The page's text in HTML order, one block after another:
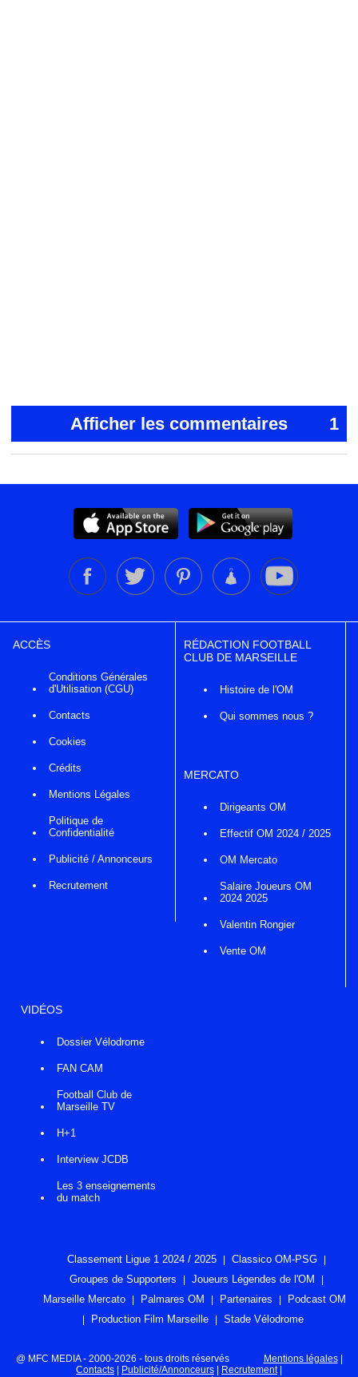
Afficher les commentaires 1
ACCÈS
Conditions Générales
d'Utilisation (CGU)
Contacts
Cookies
Crédits
Mentions Légales
Politique de
Confidentialité
Publicité / Annonceurs
Recrutement
RÉDACTION FOOTBALL
CLUB DE MARSEILLE
Histoire de l'OM
Qui sommes nous ?
MERCATO
Dirigeants OM
Effectif OM 2024 / 2025
OM Mercato
Salaire Joueurs OM
2024 2025
Valentin Rongier
Vente OM
VIDÉOS
Dossier Vélodrome
FAN CAM
Football Club de
Marseille TV
H+1
Interview JCDB
Les 3 enseignements
du match
Classement Ligue 1 2024 / 2025
Classico OM-PSG
Groupes de Supporters
Joueurs Légendes de l'OM
Marseille Mercato
Palmares OM Partenaires
Podcast OM
Production Film Marseille
Stade Vélodrome
@ MFC MEDIA - 2000-2026 - tous droits réservés Mentions légales|
Contacts
Publicité/Annonceurs Recrutement|